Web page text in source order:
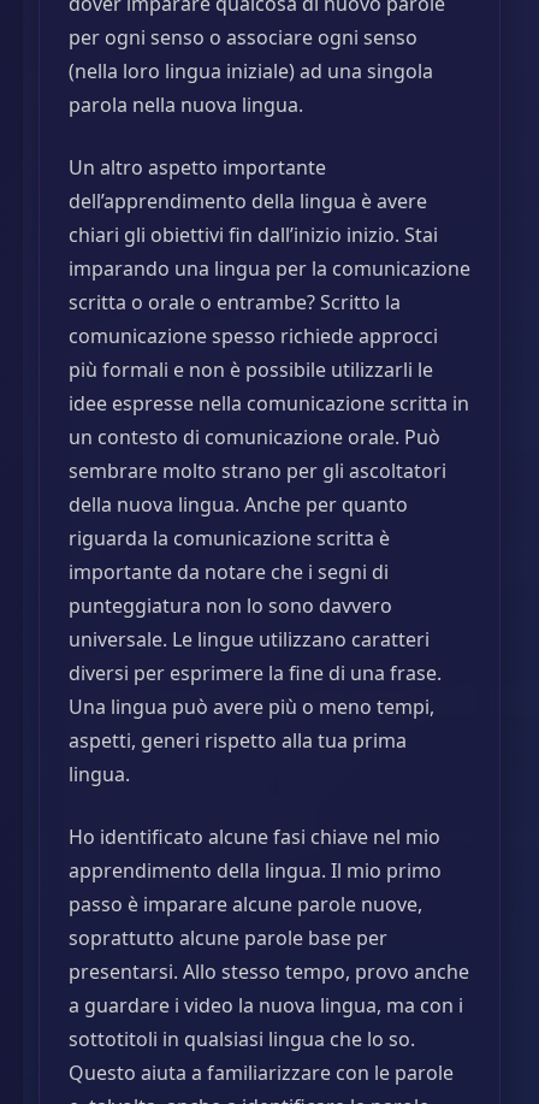
per ogni senso o associare ogni senso
(nella loro lingua iniziale) ad una singola
parola nella nuova lingua.
Un altro aspetto importante
dell’apprendimento della lingua è avere
chiari gli obiettivi fin dall’inizio inizio. Stai
imparando una lingua per la comunicazione
scritta o orale o entrambe? Scritto la
comunicazione spesso richiede approcci
più formali e non è possibile utilizzarli le
idee espresse nella comunicazione scritta in
un contesto di comunicazione orale. Può
sembrare molto strano per gli ascoltatori
della nuova lingua. Anche per quanto
riguarda la comunicazione scritta è
importante da notare che i segni di
punteggiatura non lo sono davvero
universale. Le lingue utilizzano caratteri
diversi per esprimere la fine di una frase.
Una lingua può avere più o meno tempi,
aspetti, generi rispetto alla tua prima
lingua.
Ho identificato alcune fasi chiave nel mio
apprendimento della lingua. Il mio primo
passo è imparare alcune parole nuove,
soprattutto alcune parole base per
presentarsi. Allo stesso tempo, provo anche
a guardare i video la nuova lingua, ma con i
sottotitoli in qualsiasi lingua che lo so.
Questo aiuta a familiarizzare con le parole